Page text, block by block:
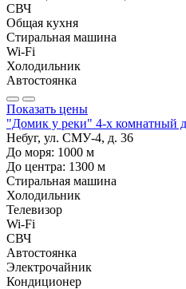
СВЧ
Общая кухня
Стиральная машина
Wi-Fi
Холодильник
Автостоянка
Показать цены
"Домик у реки" 4-х комнатный
Небуг, ул. СМУ-4, д. 36
До моря: 1000 м
До центра: 1300 м
Стиральная машина
Холодильник
Телевизор
Wi-Fi
СВЧ
Автостоянка
Электрочайник
Кондиционер